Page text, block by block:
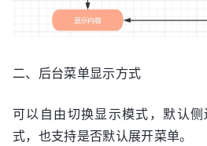
二、后台菜单显示方式
可以自由切换显示模式，默认
式，也支持是否默认展开菜单。